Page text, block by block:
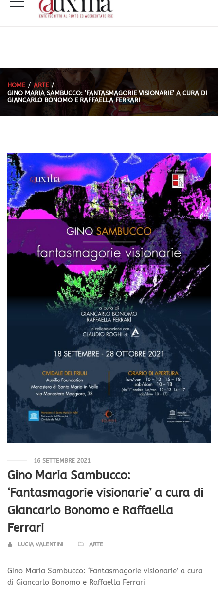
HOME
ARTE
GINO MARIA SAMBUCCO: ‘FANTASMAGORIE VISIONARIE’ A CURA DI
GIANCARLO BONOMO E RAFFAELLA FERRARI
16 SETTEMBRE 2021
Gino Maria Sambucco:
‘Fantasmagorie visionarie’ a cura di
Giancarlo Bonomo e Raffaella
Ferrari
LUCIA VALENTINI ARTE
Gino Maria Sambucco: ‘Fantasmagorie visionarie’ a cura
di Giancarlo Bonomo e Raffaella Ferrari